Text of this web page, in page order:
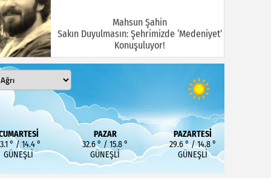
Mahsun Şahin
Sakın Duyulmasın: Şehrimizde ‘Medeniyet’
Konuşuluyor!
MEHMET KOÇ
DOĞUBAYAZIT ASLINDA BİR İNANÇ
MERKEZİDİR
° / 14.4 °
GÜNEŞLI
PAZAR
32.6 ° / 15.8 °
GÜNEŞLI
PAZARTESI
29.6 ° / 14.8 °
GÜNEŞLI